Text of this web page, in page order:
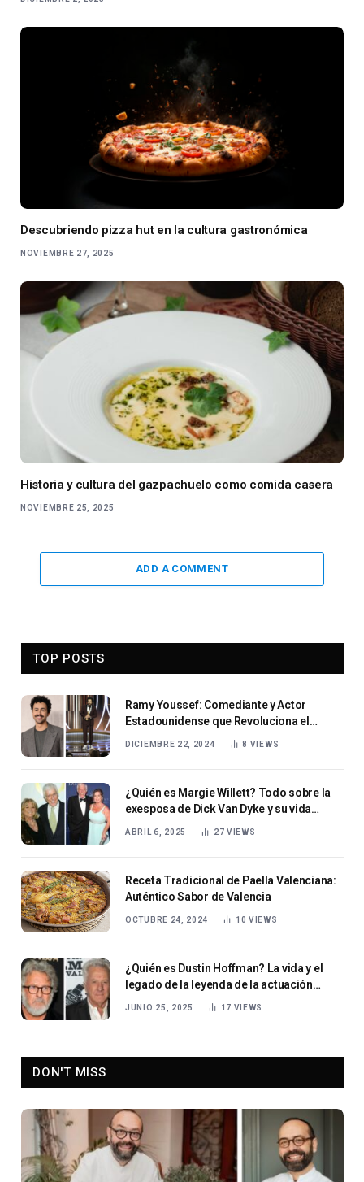
Descubriendo pizza hut en la cultura gastronómica
NOVIEMBRE 27, 2025
Historia y cultura del gazpachuelo como comida casera
NOVIEMBRE 25, 2025
ADD A COMMENT
TOP POSTS
Ramy Youssef: Comediante y Actor
Estadounidense que Revoluciona el
DICIEMBRE 22, 2024 8 VIEWS
¿Quién es Margie Willett? Todo sobre la
exesposa de Dick Van Dyke y su vida
después de la fama.
ABRIL 6, 2025 27 VIEWS
Receta Tradicional de Paella Valenciana:
Auténtico Sabor de Valencia
OCTUBRE 24, 2024 10VIEWS
¿Quién es Dustin Hoffman? La vida y el
legado de la leyenda de la actuación
JUNIO 25, 2025 17 VIEWS
DON'T MISS